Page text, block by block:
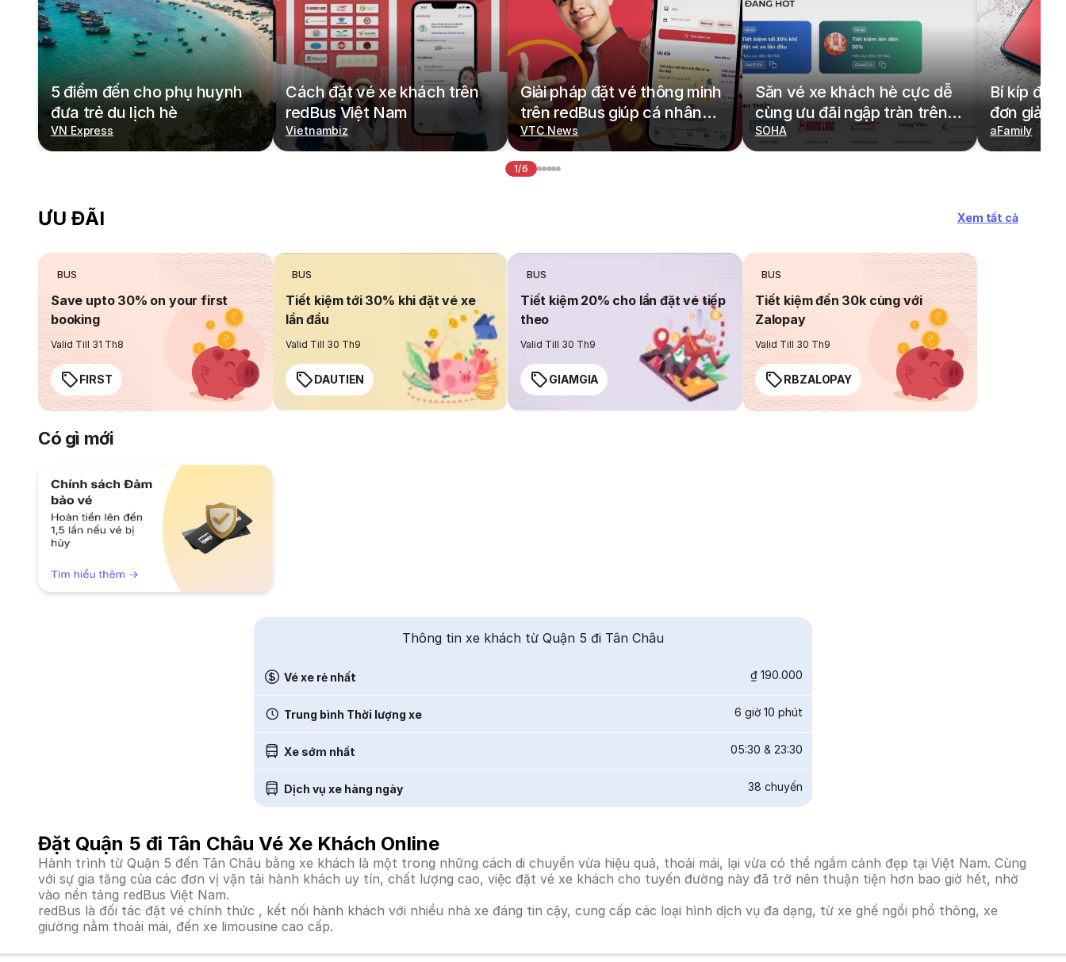
5 điểm đến cho phụ huynh
đưa trẻ du lịch hè
VN Express
Cách đặt vé xe khách trên
redBus Việt Nam
Vietnambiz
Giải pháp đặt vé thông minh
trên redBus giúp cá nhân
hoá hành trình di chuyển
VTC News
Săn vé xe khách hè cực dễ
cùng ưu đãi ngập tràn trên
redBus
SOHA
Bí kíp đặt
đơn giản,
cả gia
aFamily
1/6
ƯU ĐÃI Xem tất cả
BUS
Save upto 30% on your first
booking
Valid Till 31 Th8
FIRST
BUS
Tiết kiệm tới 30% khi đặt vé xe
lần đầu
Valid Till 30 Th9
DAUTIEN
BUS
Tiết kiệm 20% cho lần đặt vé tiếp
theo
Valid Till 30 Th9
GIAMGIA
BUS
Tiết kiệm đến 30k cùng với
Zalopay
Valid Till 30 Th9
RBZALOPAY
Có gì mới
Thông tin xe khách từ Quận 5 đi Tân Châu
Vé xe rẻ nhất ₫ 190.000
Trung bình Thời lượng xe 6 giờ 10 phút
Xe sớm nhất 05:30 & 23:30
Dịch vụ xe hàng ngày 38 chuyến
Đặt Quận 5 đi Tân Châu Vé Xe Khách Online
Hành trình từ Quận 5 đến Tân Châu bằng xe khách là một trong những cách di chuyển vừa hiệu quả, thoải mái, lại vừa có thể ngắm cảnh đẹp tại Việt Nam. Cùng
với sự gia tăng của các đơn vị vận tải hành khách uy tín, chất lượng cao, việc đặt vé xe khách cho tuyến đường này đã trở nên thuận tiện hơn bao giờ hết, nhờ
vào nền tảng redBus Việt Nam.
redBus là đối tác đặt vé chính thức , kết nối hành khách với nhiều nhà xe đáng tin cậy, cung cấp các loại hình dịch vụ đa dạng, từ xe ghế ngồi phổ thông, xe
giường nằm thoải mái, đến xe limousine cao cấp.